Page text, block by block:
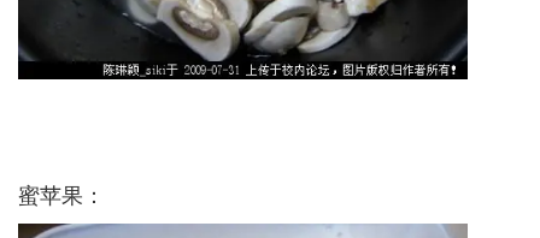
蜜苹果：­